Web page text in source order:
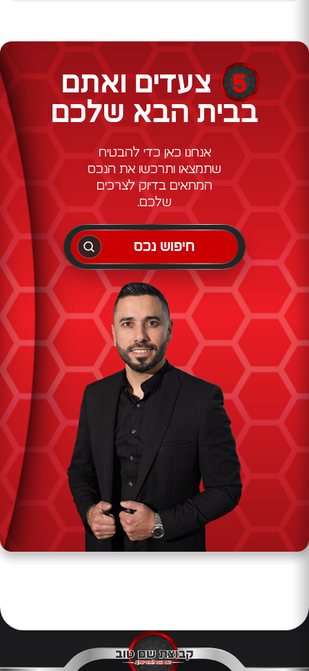
5
צעדים ואתם
בבית הבא שלכם
אנחנו כאן כדי להבטיח
שתמצאו ותרכשו את הנכס
המתאים בדיוק לצרכים
שלכם.
חיפוש נכס